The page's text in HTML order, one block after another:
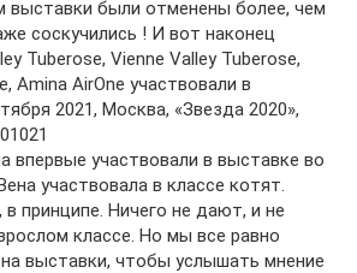
выставки были отменены более, чем
соскучились ! И вот наконец
Tuberose, Vienne Valley Tuberose,
Amina AirOne участвовали в
2021, Москва, «Звезда 2020»,
впервые участвовали в выставке во
участвовала в классе котят.
принципе. Ничего не дают, и не
классе. Но мы все равно
выставки, чтобы услышать мнение